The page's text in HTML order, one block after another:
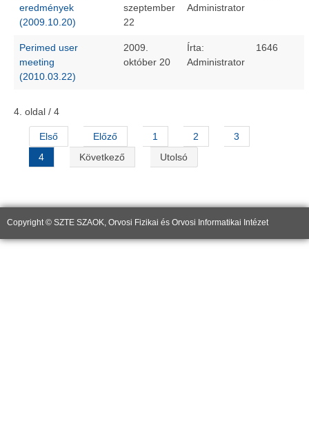
eredmények
(2009.10.20)
szeptember
22
Administrator
Perimed user
meeting
(2010.03.22)
2009.
október 20
Írta:
Administrator
1646
4. oldal / 4
Első Előző 1 2
3
4
Következő Utolsó
Copyright © SZTE SZAOK, Orvosi Fizikai és Orvosi Informatikai Intézet